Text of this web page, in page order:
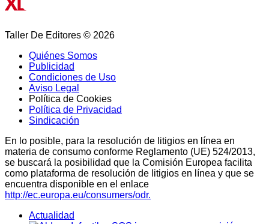
Taller De Editores © 2026
Quiénes Somos
Publicidad
Condiciones de Uso
Aviso Legal
Política de Cookies
Política de Privacidad
Sindicación
En lo posible, para la resolución de litigios en línea en
materia de consumo conforme Reglamento (UE) 524/2013,
se buscará la posibilidad que la Comisión Europea facilita
como plataforma de resolución de litigios en línea y que se
encuentra disponible en el enlace
http://ec.europa.eu/consumers/odr.
Actualidad